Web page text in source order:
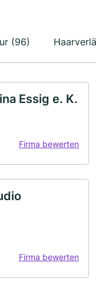
(96)
Essig e. K.
Firma bewerten
Firma bewerten